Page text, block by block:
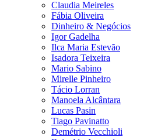
Claudia Meireles
Fábia Oliveira
Dinheiro & Negócios
Igor Gadelha
Ilca Maria Estevão
Isadora Teixeira
Mario Sabino
Mirelle Pinheiro
Tácio Lorran
Manoela Alcântara
Lucas Pasin
Tiago Pavinatto
Demétrio Vecchioli